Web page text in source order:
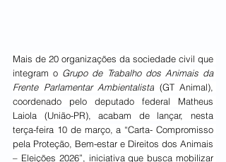
Mais de 20 organizações da sociedade civil que
integram o Grupo de Trabalho dos Animais da
Frente Parlamentar Ambientalista (GT Animal),
coordenado pelo deputado federal Matheus
Laiola (União-PR), acabam de lançar, nesta
terça-feira 10 de março, a “Carta- Compromisso
pela Proteção, Bem-estar e Direitos dos Animais
– Eleições 2026”, iniciativa que busca mobilizar